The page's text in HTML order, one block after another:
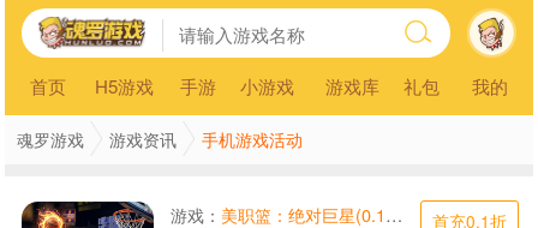
首页 H5游戏 手游 小游戏 游戏库 礼包 我的
魂罗游戏 游戏资讯 手机游戏活动
游戏： 美职篮：绝对巨星(0.1折卡牌)
首充0.1折